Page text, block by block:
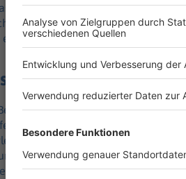
mehr ist als leere Symbolik und
jetzt nicht statt – ich befürchte
Zeit so bleibt.»
kritisierte die
Ludwig Spaenle teilte
dass es möglich sei, die
«Die Veranstalter müssen
im Klaren sein: Die
und damit auch die Zahl der